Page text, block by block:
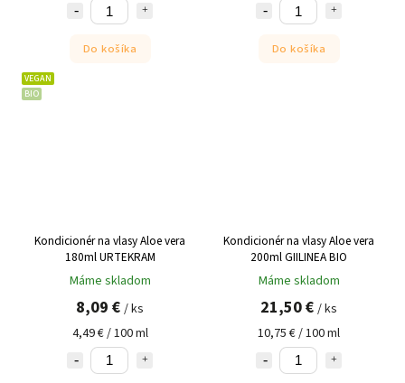
Do košíka Do košíka
VEGAN
BIO
Kondicionér na vlasy Aloe vera
180ml URTEKRAM
Máme skladom
8,09 € / ks
4,49 € / 100 ml
Kondicionér na vlasy Aloe vera
200ml GIILINEA BIO
Máme skladom
21,50 € / ks
10,75 € / 100 ml